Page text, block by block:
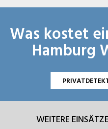
Was kostet
Hamburg
WEITERE